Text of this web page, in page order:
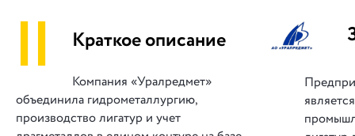
|| Краткое описание
Компания «Уралредмет»
объединила гидрометаллургию,
производство лигатур и учет